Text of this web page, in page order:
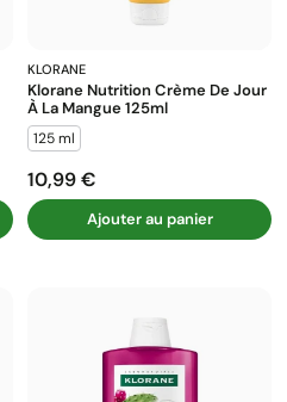
KLORANE
Klorane Nutrition Crème De Jour
À La Mangue 125ml
125 ml
Prix
10,99 €
Ajouter au panier